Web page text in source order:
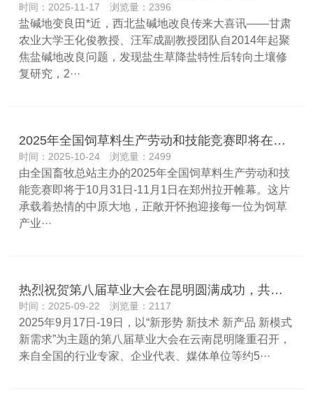
时间：2025-11-17 浏览量：2396
盐碱地变良田*近，西北盐碱地改良传来大喜讯——甘肃
农业大学王化俊教授、汪军成副教授团队自2014年起聚
焦盐碱地改良问题，发现盐生草降盐特性后转向土壤修
复研究，2···
2025年全国饲草料生产劳动和技能竞赛即将在郑州启幕
时间：2025-10-24 浏览量：2499
由全国畜牧总站主办的2025年全国饲草料生产劳动和技
能竞赛即将于10月31日-11月1日在郑州拉开帷幕。这片
承载着热情的中原大地，正敞开怀抱迎接每一位为饲草
产业···
热烈祝贺第八届草业大会在昆明圆满成功，共谱行业发展新篇章
时间：2025-09-22 浏览量：2117
2025年9月17日-19日，以“新形势 新技术 新产品 新模式
新需求”为主题的第八届草业大会在云南昆明隆重召开，
来自全国的行业专家、企业代表、媒体单位等约5···